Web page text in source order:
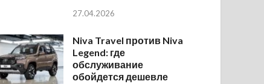
27.04.2026
Niva Travel против Niva
Legend: где
обслуживание
обойдется дешевле